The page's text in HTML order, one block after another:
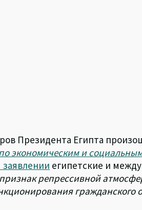
Президента Египта
экономическим и
египетские и
репрессивной
гражданского